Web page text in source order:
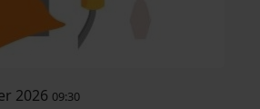
2026 09:30